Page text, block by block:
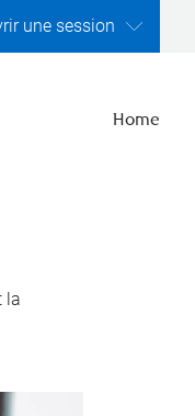
une session
Home
la